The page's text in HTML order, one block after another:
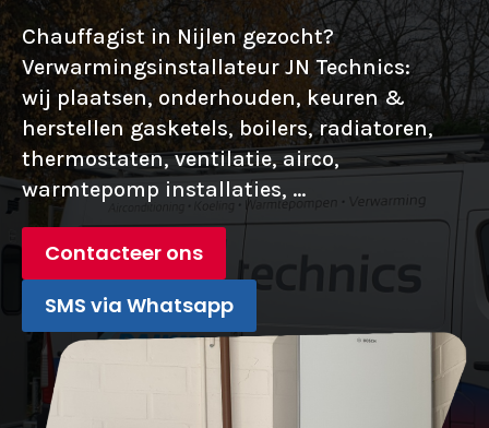
Chauffagist in Nijlen gezocht?
Verwarmingsinstallateur JN Technics:
wij plaatsen, onderhouden, keuren &
herstellen gasketels, boilers, radiatoren,
thermostaten, ventilatie, airco,
warmtepomp installaties, ...
Contacteer ons
SMS via Whatsapp